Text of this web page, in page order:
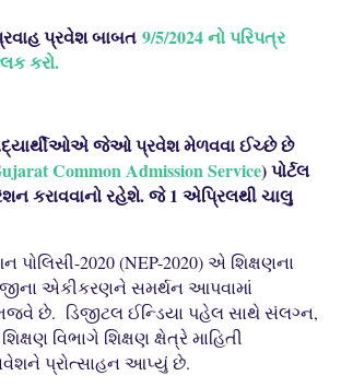
પ્રવેશ બાબત 9/5/2024 નો પરિપત્ર
કરો.
જેઓ પ્રવેશ મેળવવા ઈચ્છે છે
Common Admission Service) પોર્ટલ
કરાવવાનો રહેશે. જે 1 એપ્રિલથી ચાલુ
2020 (NEP-2020) એ શિક્ષણના
એકીકરણને સમર્થન આપવામાં
ભજવે છે. ડિજીટલ ઈન્ડિયા પહેલ સાથે સંલગ્ન,
વિભાગે શિક્ષણ ક્ષેત્રે માહિતી
પ્રોત્સાહન આપ્યું છે.